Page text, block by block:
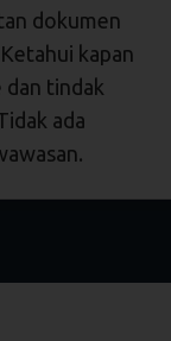
dokumen
kapan
tindak
ada